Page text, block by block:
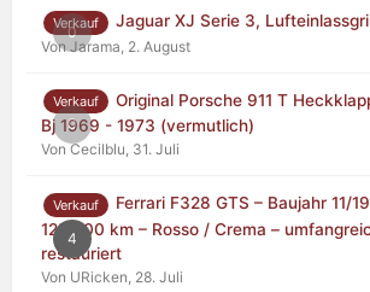
0
Verkauf Jaguar XJ Serie 3,
Von Jarama, 2. August
0
Verkauf
Original Porsche 911 T
Bj 1969 - 1973 (vermutlich)
Von Cecilblu, 31. Juli
4
Verkauf
Ferrari F328 GTS – Baujahr 11/
125.000 km – Rosso / Crema –
restauriert
Von URicken, 28. Juli